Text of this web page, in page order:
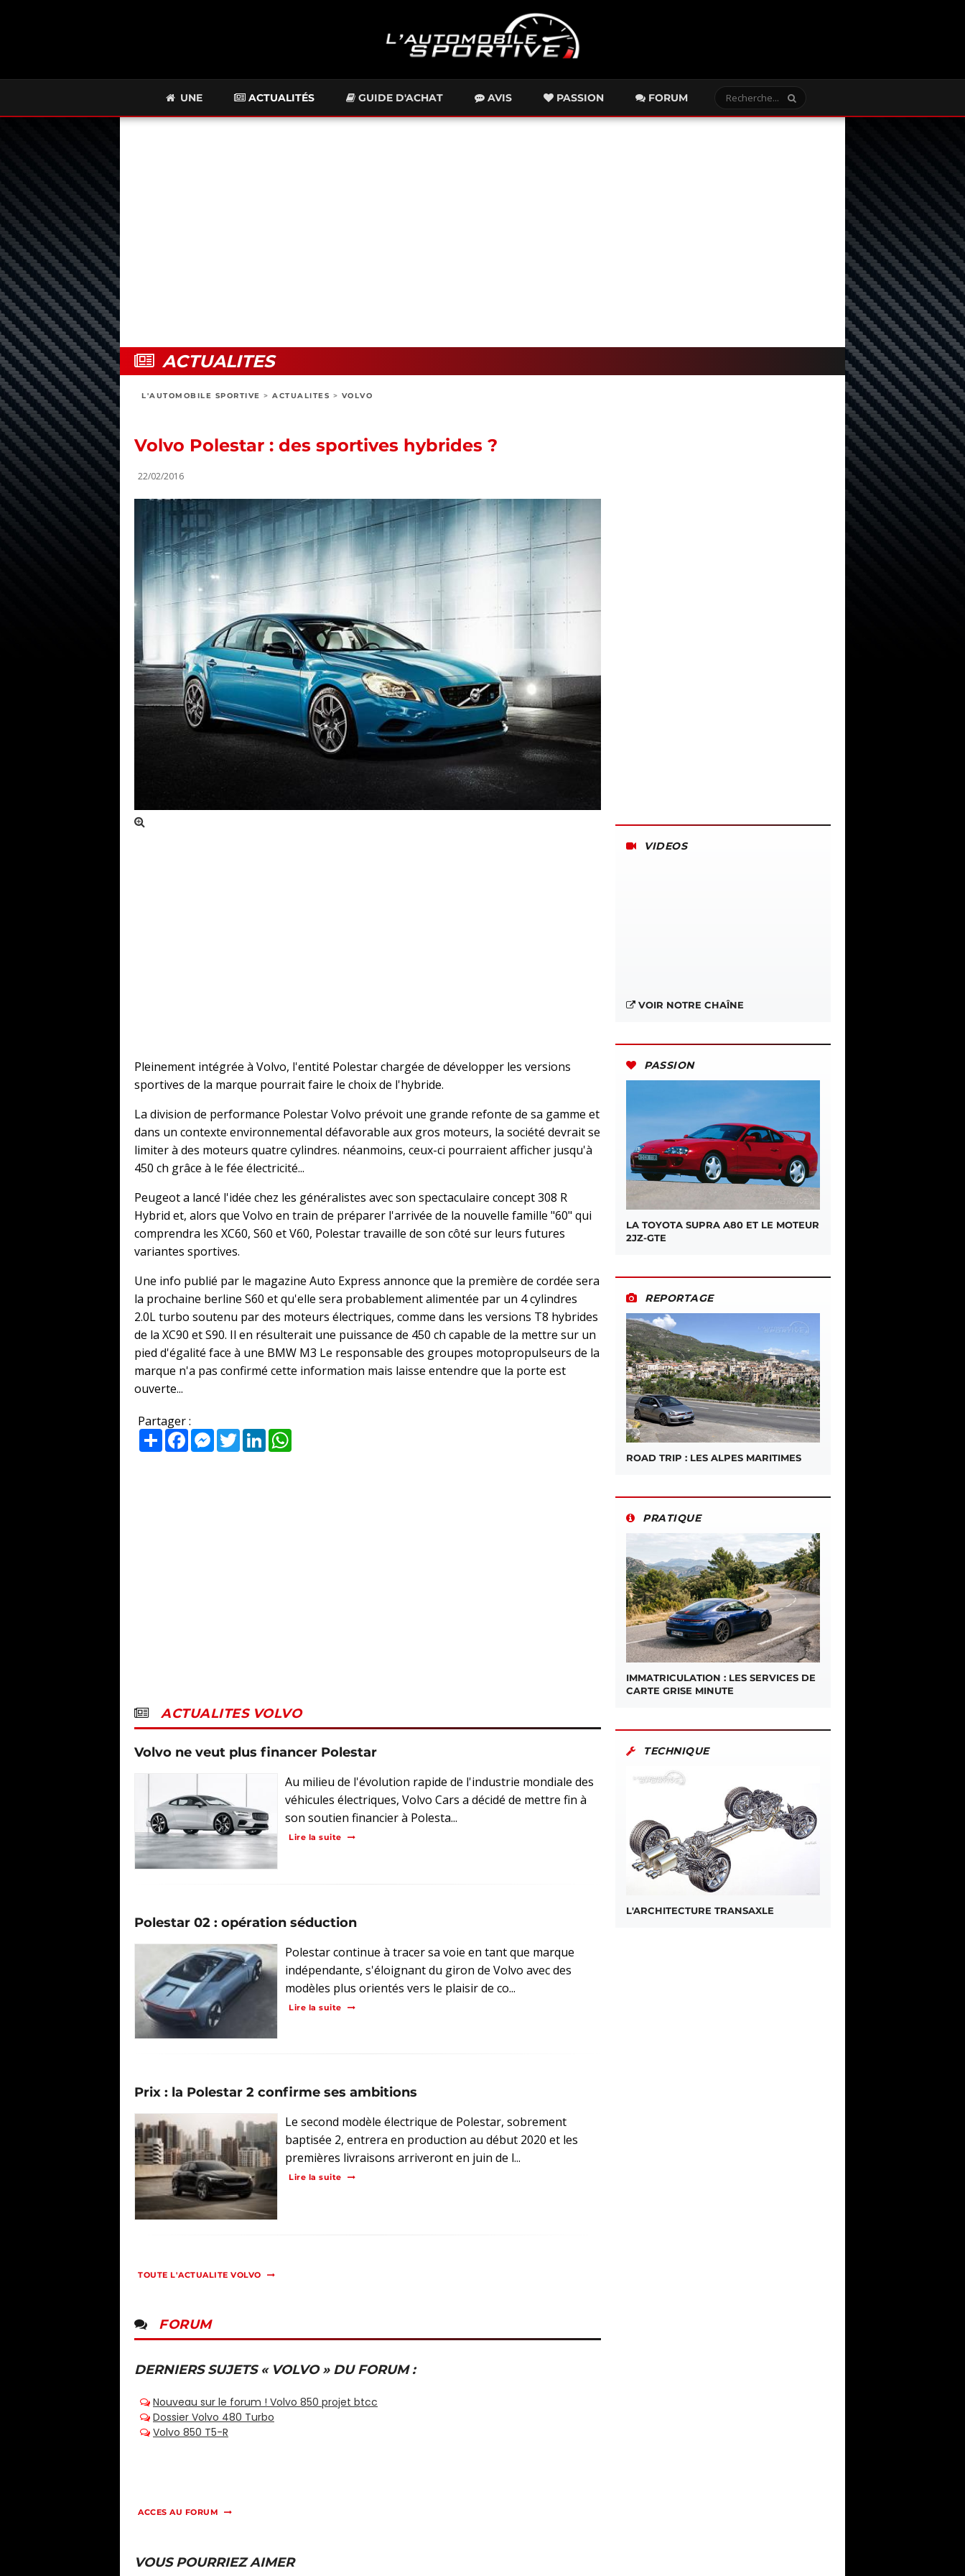
UNE ACTUALITÉS GUIDE D'ACHAT AVIS PASSION FORUM
ACTUALITES
L'AUTOMOBILE SPORTIVE > ACTUALITES > VOLVO
Volvo Polestar : des sportives hybrides ?
22/02/2016
Pleinement intégrée à Volvo, l'entité Polestar chargée de développer les versions
sportives de la marque pourrait faire le choix de l'hybride.
La division de performance Polestar Volvo prévoit une grande refonte de sa gamme et
dans un contexte environnemental défavorable aux gros moteurs, la société devrait se
limiter à des moteurs quatre cylindres. néanmoins, ceux-ci pourraient afficher jusqu'à
450 ch grâce à le fée électricité...
Peugeot a lancé l'idée chez les généralistes avec son spectaculaire concept 308 R
Hybrid et, alors que Volvo en train de préparer l'arrivée de la nouvelle famille "60" qui
comprendra les XC60, S60 et V60, Polestar travaille de son côté sur leurs futures
variantes sportives.
Une info publié par le magazine Auto Express annonce que la première de cordée sera
la prochaine berline S60 et qu'elle sera probablement alimentée par un 4 cylindres
2.0L turbo soutenu par des moteurs électriques, comme dans les versions T8 hybrides
de la XC90 et S90. Il en résulterait une puissance de 450 ch capable de la mettre sur un
pied d'égalité face à une BMW M3 Le responsable des groupes motopropulseurs de la
marque n'a pas confirmé cette information mais laisse entendre que la porte est
ouverte...
Partager :
PartagerFacebookMessenger
TwitterLinkedIn
ACTUALITES VOLVO
Volvo ne veut plus financer Polestar
Au milieu de l'évolution rapide de l'industrie mondiale des
véhicules électriques, Volvo Cars a décidé de mettre fin à
son soutien financier à Polesta...
Lire la suite
Polestar 02 : opération séduction
Polestar continue à tracer sa voie en tant que marque
indépendante, s'éloignant du giron de Volvo avec des
modèles plus orientés vers le plaisir de co...
Lire la suite
Prix : la Polestar 2 confirme ses ambitions
Le second modèle électrique de Polestar, sobrement
baptisée 2, entrera en production au début 2020 et les
premières livraisons arriveront en juin de l...
Lire la suite
TOUTE L'ACTUALITE VOLVO
FORUM
DERNIERS SUJETS « VOLVO » DU FORUM :
ACCES AU FORUM
VIDEOS
VOIR NOTRE CHAÎNE
PASSION
LA TOYOTA SUPRA A80 ET LE MOTEUR
2JZ-GTE
REPORTAGE
ROAD TRIP : LES ALPES MARITIMES
PRATIQUE
IMMATRICULATION : LES SERVICES DE
CARTE GRISE MINUTE
TECHNIQUE
L'ARCHITECTURE TRANSAXLE
VOUS POURRIEZ AIMER